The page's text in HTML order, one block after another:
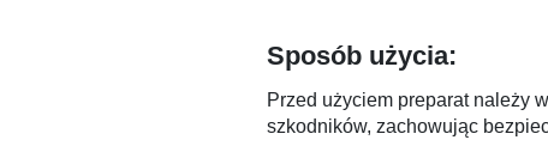
Sposób użycia:
Przed użyciem preparat należy
szkodników, zachowując